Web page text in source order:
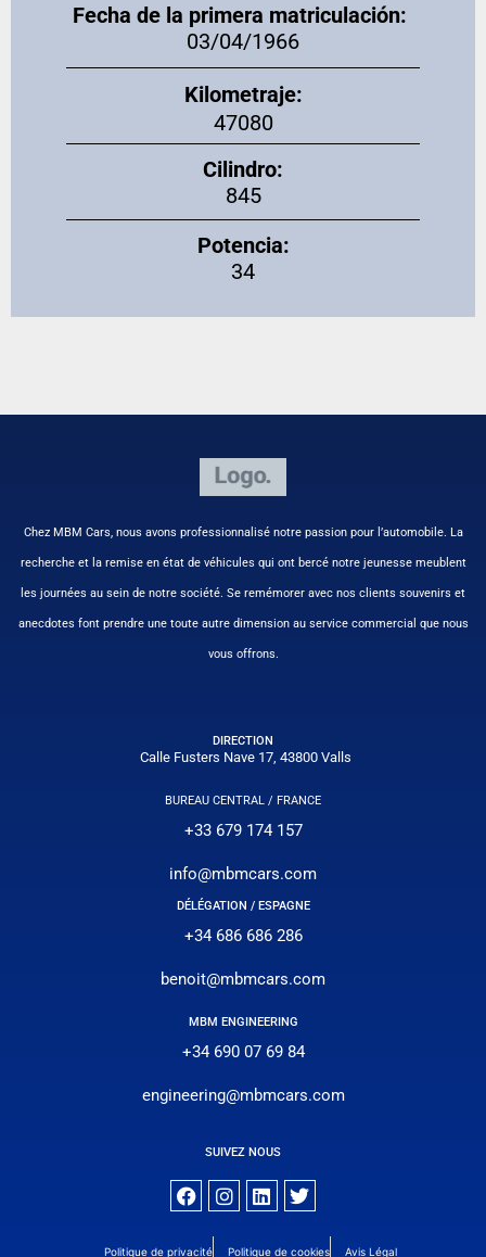
Fecha de la primera matriculación:
03/04/1966
Kilometraje:
47080
Cilindro:
845
Potencia:
34
Chez MBM Cars, nous avons professionnalisé notre passion pour l’automobile. La
recherche et la remise en état de véhicules qui ont bercé notre jeunesse meublent
les journées au sein de notre société. Se remémorer avec nos clients souvenirs et
anecdotes font prendre une toute autre dimension au service commercial que nous
vous offrons.
DIRECTION
Calle Fusters Nave 17, 43800 Valls
BUREAU CENTRAL / FRANCE
+33 679 174 157
info@mbmcars.com
DÉLÉGATION / ESPAGNE
+34 686 686 286
benoit@mbmcars.com
MBM ENGINEERING
+34 690 07 69 84
engineering@mbmcars.com
SUIVEZ NOUS
Politique de privacité Politique de cookies Avis Légal